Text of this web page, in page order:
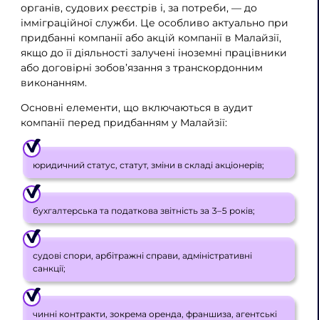
органів, судових реєстрів і, за потреби, — до
імміграційної служби. Це особливо актуально при
придбанні компанії або акцій компанії в Малайзії,
якщо до її діяльності залучені іноземні працівники
або договірні зобов’язання з транскордонним
виконанням.
Основні елементи, що включаються в аудит
компанії перед придбанням у Малайзії:
юридичний статус, статут, зміни в складі акціонерів;
бухгалтерська та податкова звітність за 3–5 років;
судові спори, арбітражні справи, адміністративні
санкції;
чинні контракти, зокрема оренда, франшиза, агентські